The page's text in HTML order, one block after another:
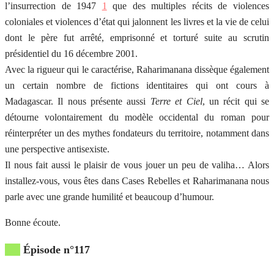
l’insurrection de 1947 1
que des multiples récits de violences
coloniales et violences d’état qui jalonnent les livres et la vie de celui
dont le père fut arrêté, emprisonné et torturé suite au scrutin
présidentiel du 16 décembre 2001.
Avec la rigueur qui le caractérise, Raharimanana dissèque également
un certain nombre de fictions identitaires qui ont cours à
Madagascar. Il nous présente aussi Terre et Ciel, un récit qui se
détourne volontairement du modèle occidental du roman pour
réinterpréter un des mythes fondateurs du territoire, notamment dans
une perspective antisexiste.
Il nous fait aussi le plaisir de vous jouer un peu de valiha… Alors
installez-vous, vous êtes dans Cases Rebelles et Raharimanana nous
parle avec une grande humilité et beaucoup d’humour.
Bonne écoute.
Épisode n°117